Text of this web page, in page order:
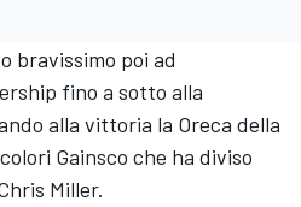
bravissimo poi ad
fino a sotto alla
alla vittoria la Oreca della
Gainsco che ha diviso
Miller.